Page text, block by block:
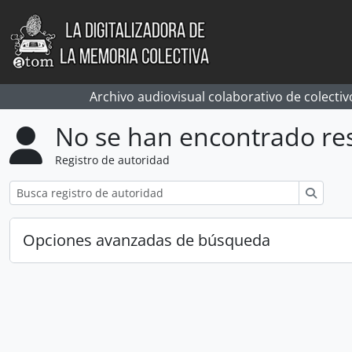
Skip to main content
Archivo audiovisual colaborativo de
No se han encontrado
Registro de autoridad
Opciones avanzadas de búsqueda